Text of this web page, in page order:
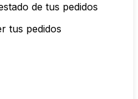
de tus pedidos
tus pedidos